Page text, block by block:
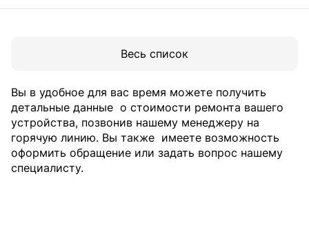
Весь список
Вы в удобное для вас время можете получить
детальные данные о стоимости ремонта вашего
устройства, позвонив нашему менеджеру на
горячую линию. Вы также имеете возможность
оформить обращение или задать вопрос нашему
специалисту.